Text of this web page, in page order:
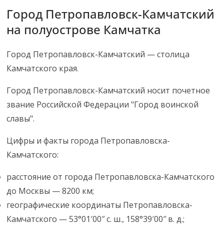
Город Петропавловск-Камчатский
на полуострове Камчатка
Город Петропавловск-Камчатский — столица
Камчатского края.
Город Петропавловск-Камчатский носит почетное
звание Российской Федерации "Город воинской
славы".
Цифры и факты города Петропавловска-
Камчатского:
расстояние от города Петропавловска-Камчатского
до Москвы — 8200 км;
географические координаты Петропавловска-
Камчатского — 53°01′00″ с. ш., 158°39′00″ в. д.;